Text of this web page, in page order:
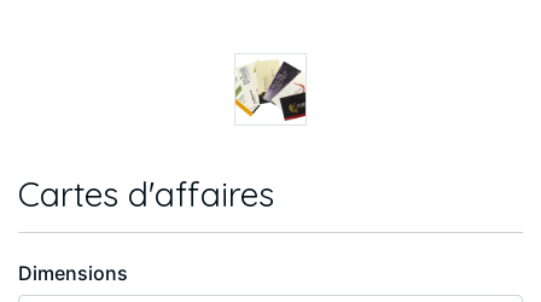
Cartes d'affaires
Dimensions